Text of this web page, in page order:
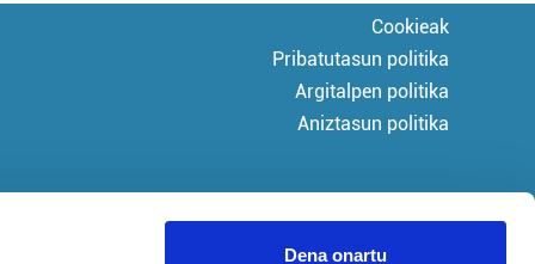
Dena onartu
Cookieak
Pribatutasun politika
Argitalpen politika
Aniztasun politika